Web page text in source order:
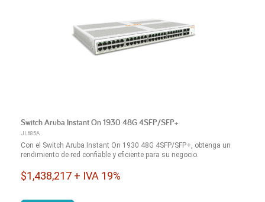
Switch Aruba Instant On 1930 48G 4SFP/SFP+
JL685A
Con el Switch Aruba Instant On 1930 48G 4SFP/SFP+, obtenga un
rendimiento de red confiable y eficiente para su negocio.
$1,438,217 + IVA 19%